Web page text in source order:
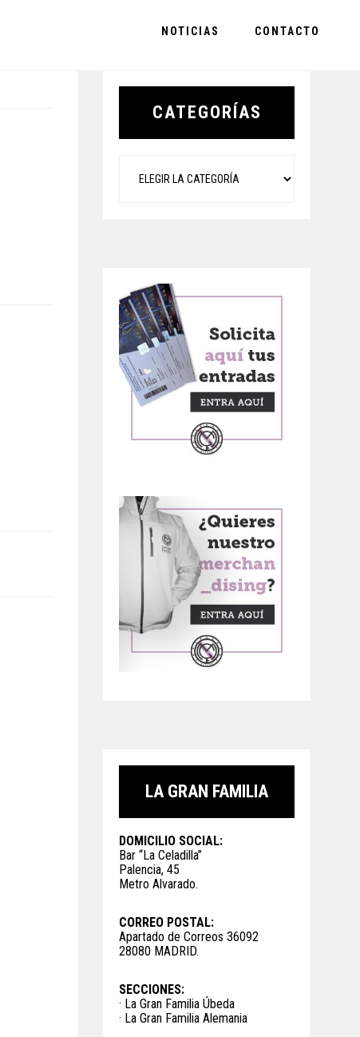
NOTICIAS CONTACTO
Primary
CATEGORÍAS
LA GRAN FAMILIA
DOMICILIO SOCIAL:
Bar “La Celadilla”
Palencia, 45
Metro Alvarado.
CORREO POSTAL:
Apartado de Correos 36092
28080 MADRID.
SECCIONES:
· La Gran Familia Úbeda
· La Gran Familia Alemania